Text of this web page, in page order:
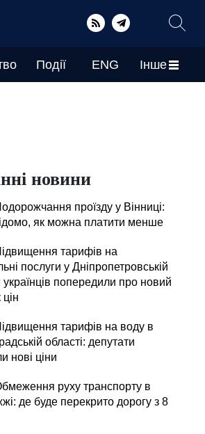
Події ENG Інше
новини
проїзду у Вінниці:
як можна платити менше
тарифів на
послуги у Дніпропетровській
українців попередили про новий
тарифів на воду в
області: депутати
нові ціни
руху транспорту в
де буде перекрито дорогу з 8